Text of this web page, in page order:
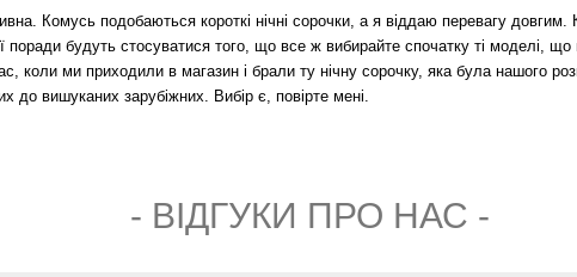
Комусь подобаються короткі нічні сорочки, а я віддаю перевагу
будуть стосуватися того, що все ж вибирайте спочатку ті моделі,
коли ми приходили в магазин і брали ту нічну сорочку, яка була нашого
до вишуканих зарубіжних. Вибір є, повірте мені.
- ВIДГУКИ ПРО НАС -